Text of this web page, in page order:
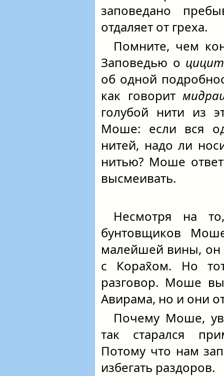
заповедано
отдаляет от греха.
Помните, чем
Заповедью о цицит
об одной
как говорит
голубой нити из
Моше: если вся
нитей, надо ли
нитью? Моше
высмеивать.
Несмотря на
бунтовщиков
малейшей вины, он
с Корах̃ом. Но
разговор. Моше
Авирама, но и они
Почему Моше,
так старался
Потому что нам
избегать раздоров.